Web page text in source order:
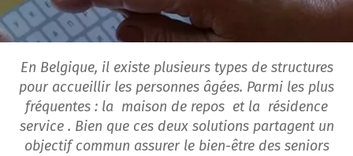
En Belgique, il existe plusieurs types de structures
pour accueillir les personnes âgées. Parmi les plus
fréquentes : la maison de repos et la résidence
service . Bien que ces deux solutions partagent un
objectif commun assurer le bien-être des seniors